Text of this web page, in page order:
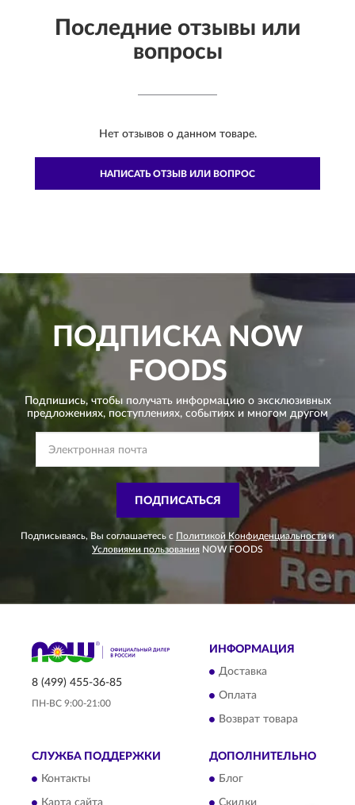
Последние отзывы или
вопросы
Нет отзывов о данном товаре.
НАПИСАТЬ ОТЗЫВ ИЛИ ВОПРОС
ПОДПИСКАNOW
FOODS
Подпишись, чтобы получать информацию о эксклюзивных
предложениях, поступлениях, событиях и многом другом
ПОДПИСАТЬСЯ
Подписываясь, Вы соглашаетесь с Политикой Конфиденциальности и
Условиями пользования NOW FOODS
8 (499) 455-36-85
ПН-ВС 9:00-21:00
ИНФОРМАЦИЯ
Доставка
Оплата
Возврат товара
СЛУЖБА ПОДДЕРЖКИ
Контакты
ДОПОЛНИТЕЛЬНО
Блог